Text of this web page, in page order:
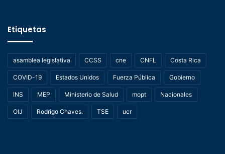
Etiquetas
asamblea legislativa CCSS cne CNFL Costa Rica
COVID-19 Estados Unidos Fuerza Pública Gobierno
INS MEP Ministerio de Salud mopt Nacionales
OIJ Rodrigo Chaves. TSE ucr